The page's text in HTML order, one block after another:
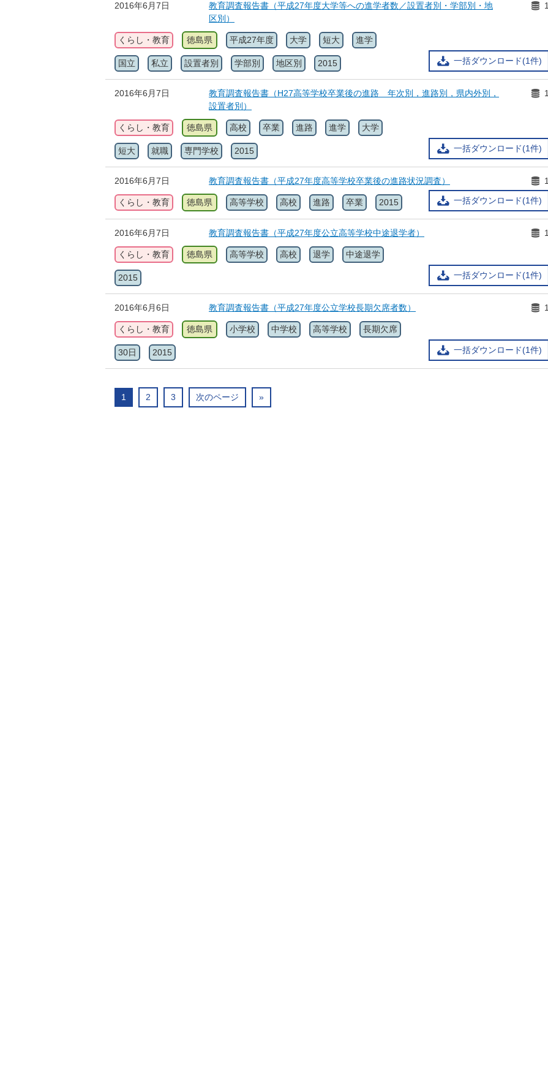
2016年6月7日
教育調査報告書（平成27年度大学等への進学者数／設置者別・学部別・地
区別）
一括ダウンロード(1件)
1
くらし・教育 徳島県 平成27年度 大学 短大 進学
国立 私立 設置者別 学部別 地区別 2015
2016年6月7日
教育調査報告書（H27高等学校卒業後の進路 年次別，進路別，県内外別，
設置者別）
一括ダウンロード(1件)
1
くらし・教育 徳島県 高校 卒業 進路 進学 大学
短大 就職 専門学校 2015
2016年6月7日
教育調査報告書（平成27年度高等学校卒業後の進路状況調査）
一括ダウンロード(1件)
1
くらし・教育 徳島県 高等学校 高校 進路 卒業 2015
2016年6月7日 教育調査報告書（平成27年度公立高等学校中途退学者）
一括ダウンロード(1件)
1
くらし・教育 徳島県 高等学校 高校 退学 中途退学
2015
2016年6月6日 教育調査報告書（平成27年度公立学校長期欠席者数）
一括ダウンロード(1件)
1
くらし・教育 徳島県 小学校 中学校 高等学校 長期欠席
30日 2015
1 2 3 次のページ »